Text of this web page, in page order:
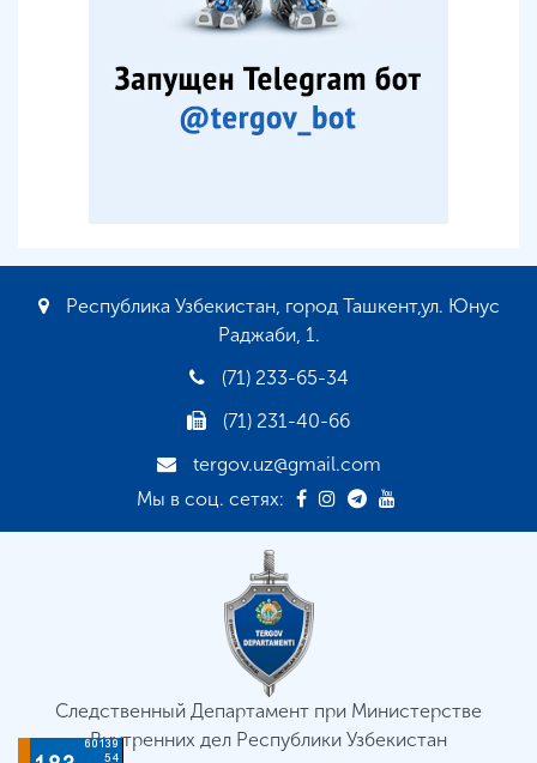
Республика Узбекистан, город Ташкент,ул. Юнус
Раджаби, 1.
(71) 233-65-34
(71) 231-40-66
tergov.uz@gmail.com
Мы в соц. сетях:
Следственный Департамент при Министерстве
Внутренних дел Республики Узбекистан